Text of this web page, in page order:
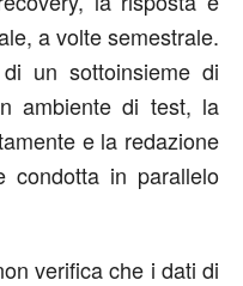
a volte semestrale.
un sottoinsieme di
ambiente di test, la
e la redazione
condotta in parallelo
verifica che i dati di